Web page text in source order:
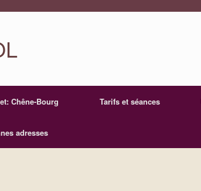
Chêne-Bourg Tarifs et séances
adresses